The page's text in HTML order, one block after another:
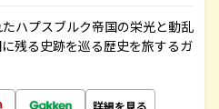
たハプスブルク帝国の栄光と動乱
残る史跡を巡る歴史を旅するガ
詳細を見る